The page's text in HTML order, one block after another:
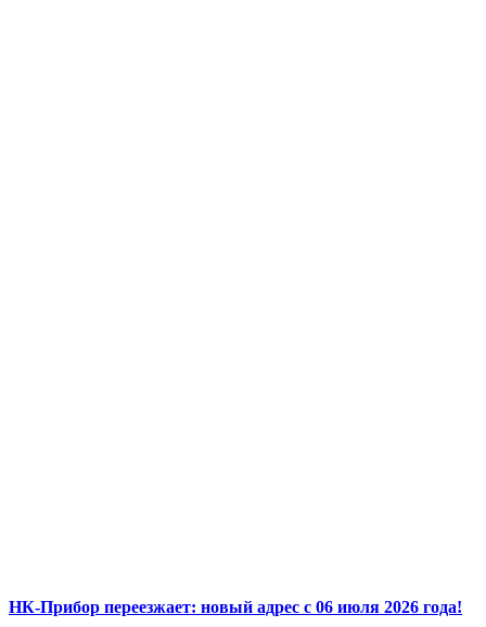
НК-Прибор переезжает: новый адрес с 06 июля 2026 года!